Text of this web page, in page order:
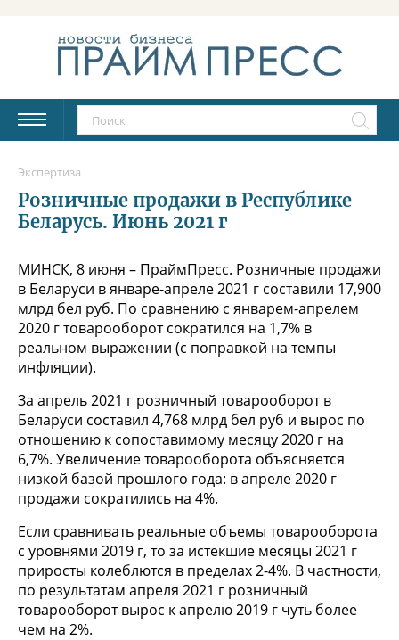
Экспертиза
Розничные продажи в Республике
Беларусь. Июнь 2021 г
МИНСК, 8 июня – ПраймПресс. Розничные продажи
в Беларуси в январе-апреле 2021 г составили 17,900
млрд бел руб. По сравнению с январем-апрелем
2020 г товарооборот сократился на 1,7% в
реальном выражении (с поправкой на темпы
инфляции).
За апрель 2021 г розничный товарооборот в
Беларуси составил 4,768 млрд бел руб и вырос по
отношению к сопоставимому месяцу 2020 г на
6,7%. Увеличение товарооборота объясняется
низкой базой прошлого года: в апреле 2020 г
продажи сократились на 4%.
Если сравнивать реальные объемы товарооборота
с уровнями 2019 г, то за истекшие месяцы 2021 г
приросты колеблются в пределах 2-4%. В частности,
по результатам апреля 2021 г розничный
товарооборот вырос к апрелю 2019 г чуть более
чем на 2%.